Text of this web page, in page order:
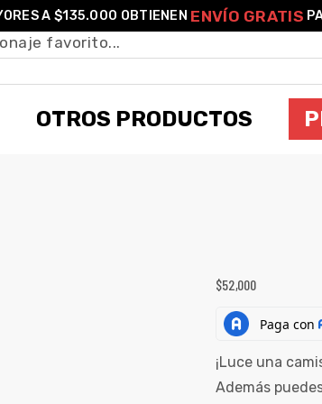
A $135.000 OBTIENEN ENVÍO GRATIS
OTROS PRODUCTOS
$52,000
¡Luce una
Además